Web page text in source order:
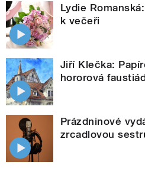
Lydie
k večeři
Jiří Klečka:
hororová
Prázdninové
zrcadlovou